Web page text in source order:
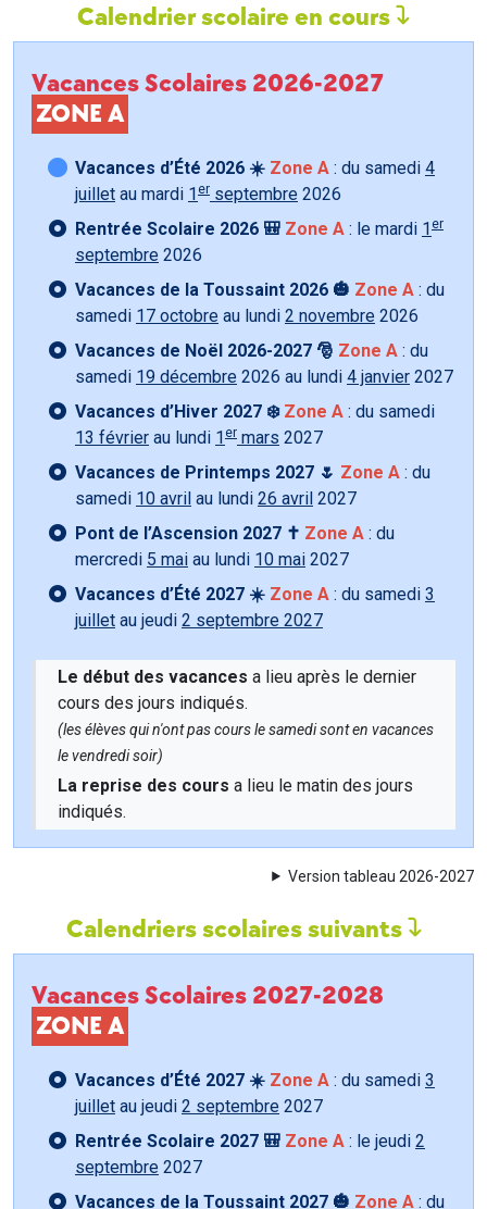
Calendrier scolaire en cours
Vacances Scolaires 2026-2027
ZONE A
Vacances d’Été 2026 ☀️ Zone A : du samedi 4
juillet au mardi 1 er septembre 2026
Rentrée Scolaire 2026 🎒 Zone A : le mardi 1 er
septembre 2026
Vacances de la Toussaint 2026 🎃 Zone A : du
samedi 17 octobre au lundi 2 novembre 2026
Vacances de Noël 2026-2027 🎅 Zone A : du
samedi 19 décembre 2026 au lundi 4 janvier 2027
Vacances d’Hiver 2027 ❄️ Zone A : du samedi
13 février au lundi 1 er mars 2027
Vacances de Printemps 2027 🌷 Zone A : du
samedi 10 avril au lundi 26 avril 2027
Pont de l’Ascension 2027 ✝️ Zone A : du
mercredi 5 mai au lundi 10 mai 2027
Vacances d’Été 2027 ☀️ Zone A : du samedi 3
juillet au jeudi 2 septembre 2027
Le début des vacances a lieu après le dernier
cours des jours indiqués.
(les élèves qui n'ont pas cours le samedi sont en vacances
le vendredi soir)
La reprise des cours a lieu le matin des jours
indiqués.
Version tableau 2026-2027
Calendriers scolaires suivants
Vacances Scolaires 2027-2028
ZONE A
Vacances d’Été 2027 ☀️ Zone A : du samedi 3
juillet au jeudi 2 septembre 2027
Rentrée Scolaire 2027 🎒 Zone A : le jeudi 2
septembre 2027
Vacances de la Toussaint 2027 🎃 Zone A : du